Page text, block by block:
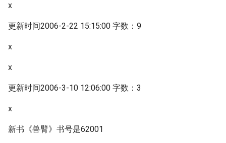
x
更新时间2006-2-22 15:15:00 字数：9
x
x
更新时间2006-3-10 12:06:00 字数：3
x
新书《兽臂》书号是62001